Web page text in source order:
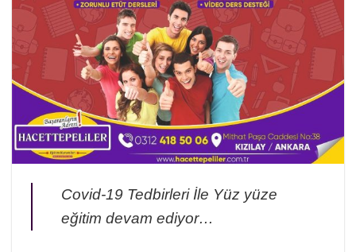
Covid-19 Tedbirleri İle Yüz yüze
eğitim devam ediyor…